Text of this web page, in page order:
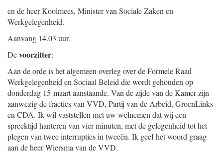
en de heer Koolmees, Minister van Sociale Zaken en
Werkgelegenheid.
Aanvang 14.03 uur.
Devoorzitter:
Aan de orde is het algemeen overleg over de Formele Raad
Werkgelegenheid en Sociaal Beleid die wordt gehouden op
donderdag 15 maart aanstaande. Van de zijde van de Kamer zijn
aanwezig de fracties van VVD, Partij van de Arbeid, GroenLinks
en CDA. Ik wil vaststellen met uw welnemen dat wij een
spreektijd hanteren van vier minuten, met de gelegenheid tot het
plegen van twee interrupties in tweeën. Ik geef het woord graag
aan de heer Wiersma van de VVD.